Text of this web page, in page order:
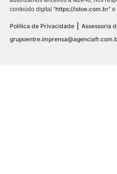
conteúdo digital “https://istoe.com.br”
Política de Privacidade
Assessoria